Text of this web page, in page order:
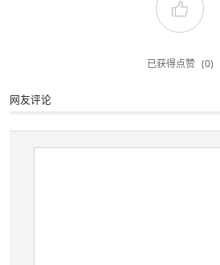
已获得点赞 (0)
网友评论